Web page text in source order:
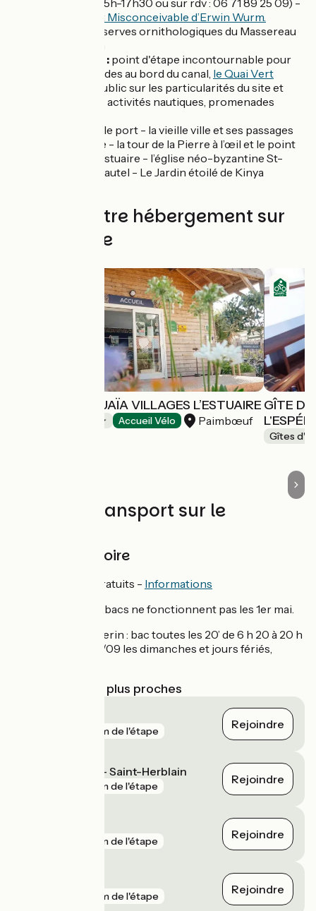
l’oeuvre d’art Misconceivable d’Erwin Wurm.
réserves ornithologiques du Massereau
le Quai Vert : point d'étape incontournable pour
les promenades au bord du canal, le Quai Vert
informe le public sur les particularités du site et
propose des activités nautiques, promenades
le port - la vieille ville et ses passages
vers le fleuve - la tour de la Pierre à l’œil et le point
de vue sur l’estuaire - l’église néo-byzantine St-
Louis et son autel - Le Jardin étoilé de Kinya
Trouvez votre hébergement sur
cette étape
CAMPING USHUAÏA VILLAGES L’ESTUAIRE
Accueil Vélo Paimbœuf
GÎTE
Gîtes
Trains et transport sur le
Les Bacs de Loire
Tous les jours - Gratuits - Informations
les bacs ne fonctionnent pas les 1er mai.
Couëron > Le Pellerin : bac toutes les 20’ de 6 h 20 à 20 h
30. Du 15/06 au 15/09 les dimanches et jours fériés,
Gares SNCF les plus proches
2 km de l'étape Rejoindre
La Basse Indre - Saint-Herblain
3 km de l'étape Rejoindre
3 km de l'étape Rejoindre
4 km de l'étape Rejoindre